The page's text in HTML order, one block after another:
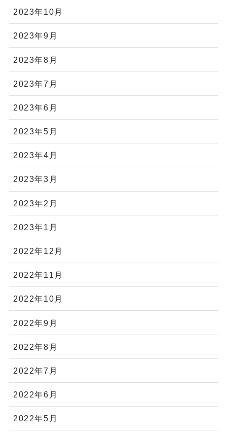
2023年10月
2023年9月
2023年8月
2023年7月
2023年6月
2023年5月
2023年4月
2023年3月
2023年2月
2023年1月
2022年12月
2022年11月
2022年10月
2022年9月
2022年8月
2022年7月
2022年6月
2022年5月